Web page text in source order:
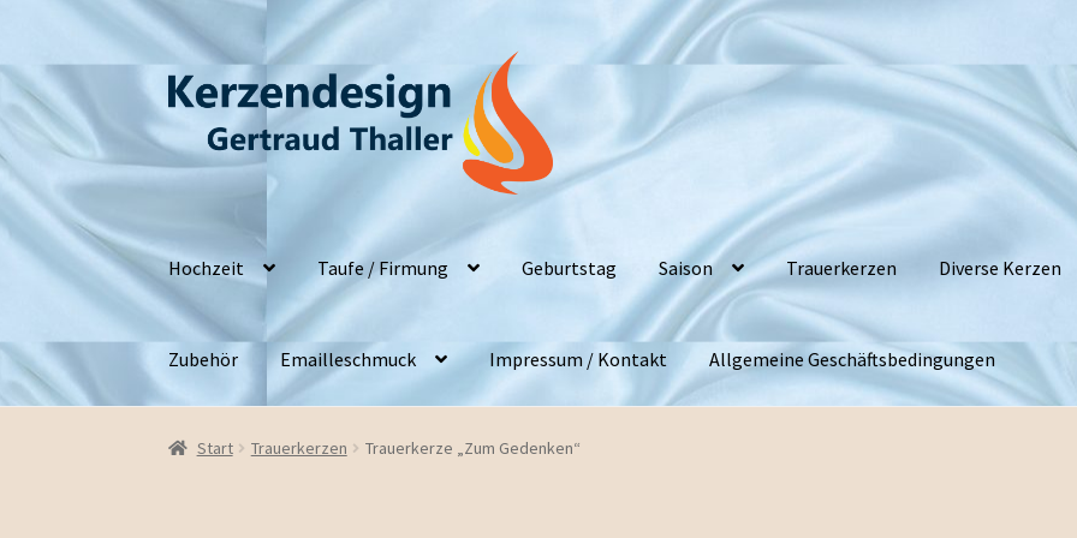
Zur
Navigation
springen
Zum
Inhalt
springen
Hochzeit Taufe / Firmung Geburtstag Saison Trauerkerzen Diverse Kerzen
Zubehör Emailleschmuck Impressum / Kontakt Allgemeine Geschäftsbedingungen
Start Trauerkerzen Trauerkerze „Zum Gedenken“